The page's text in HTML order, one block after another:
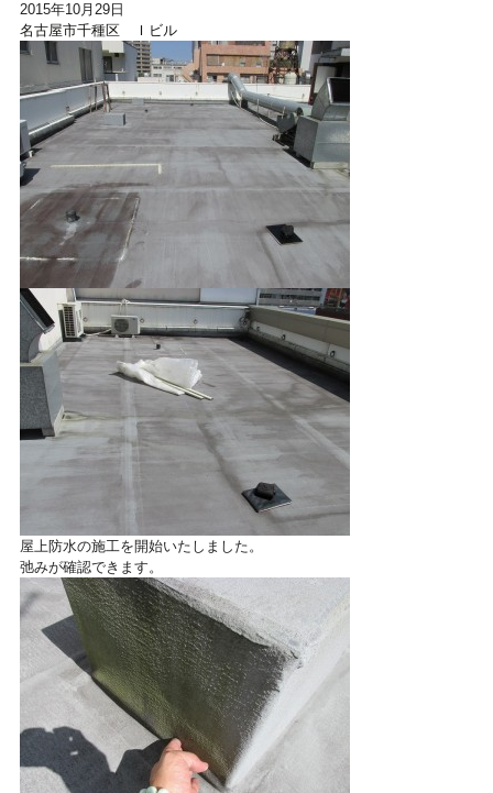
2015年10月29日
名古屋市千種区 Ｉビル
屋上防水の施工を開始いたしました。
弛みが確認できます。